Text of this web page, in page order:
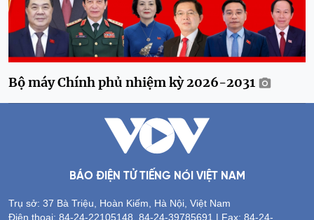
Bộ máy Chính phủ nhiệm kỳ 2026-2031
BÁO ĐIỆN TỬ TIẾNG NÓI VIỆT NAM
Trụ sở: 37 Bà Triệu, Hoàn Kiếm, Hà Nội, Việt Nam
Điện thoại: 84-24-22105148, 84-24-39785691 | Fax: 84-24-